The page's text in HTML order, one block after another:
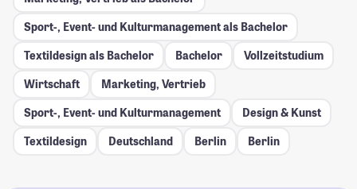
Sport-, Event- und Kulturmanagement als Bachelor
Textildesign als Bachelor
Bachelor
Vollzeitstudium
Wirtschaft
Marketing, Vertrieb
Sport-, Event- und Kulturmanagement
Design & Kunst
Textildesign
Deutschland Berlin Berlin